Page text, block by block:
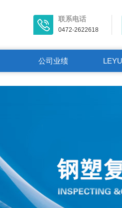
联系电话
0472-2622618
公司业绩